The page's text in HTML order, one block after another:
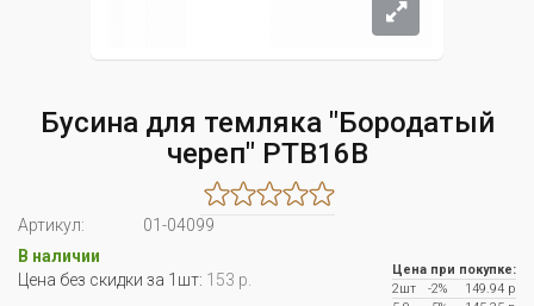
Бусина для темляка "Бородатый
череп" PTB16B
Артикул:
01-04099
В наличии
Цена без скидки за 1шт: 153 р.
Цена при покупке:
2шт
-2%
149.94 р